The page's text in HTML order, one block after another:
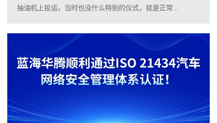
抽油机上投运。当时也没什么特别的仪式，就是正常...